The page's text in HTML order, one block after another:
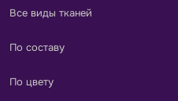
Все виды тканей
По составу
По цвету